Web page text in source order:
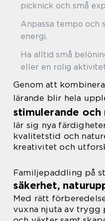
picknick och små
Anpassa tempo och
energi.
Ha alltid små
eller en rolig
Genom att
lärande blir hela
stimulerande och
lär sig nya
kvalitetstid och
kreativitet och
Familjepaddling på
säkerhet,
Med rätt
vuxna njuta av